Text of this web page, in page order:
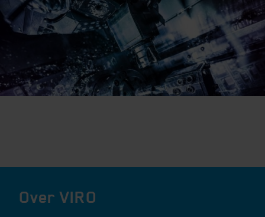
opdrachtgevers in diverse marktsegmenten.
Over VIRO